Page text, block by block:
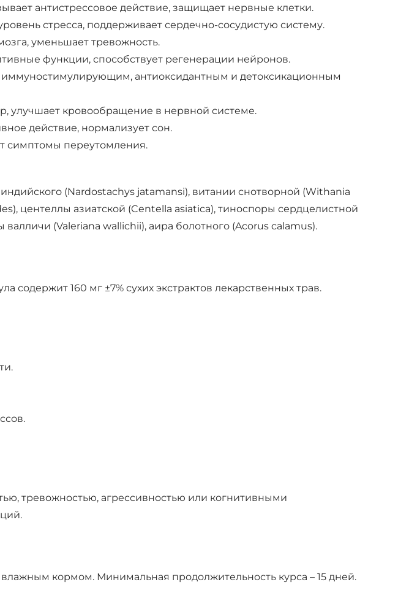
антистрессовое действие, защищает нервные клетки.
стресса, поддерживает сердечно-сосудистую систему.
уменьшает тревожность.
функции, способствует регенерации нейронов.
иммуностимулирующим, антиоксидантным и детоксикационным
улучшает кровообращение в нервной системе.
действие, нормализует сон.
симптомы переутомления.
(Nardostachys jatamansi), витании снотворной (Withania
центеллы азиатской (Centella asiatica), тиноспоры сердцелистной
(Valeriana wallichii), аира болотного (Acorus calamus).
160 мг ±7% сухих экстрактов лекарственных трав.
тревожностью, агрессивностью или когнитивными
кормом. Минимальная продолжительность курса – 15 дней.